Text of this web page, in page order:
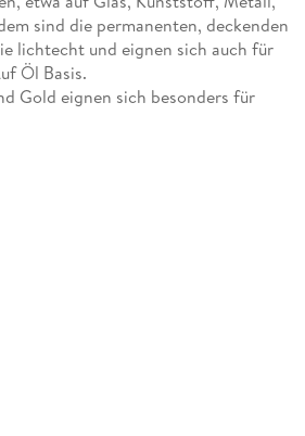
sind die permanenten, deckenden
lichtecht und eignen sich auch für
Öl Basis.
Gold eignen sich besonders für